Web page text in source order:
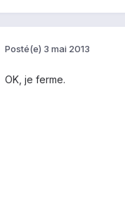
Posté(e) 3 mai 2013
OK, je ferme.